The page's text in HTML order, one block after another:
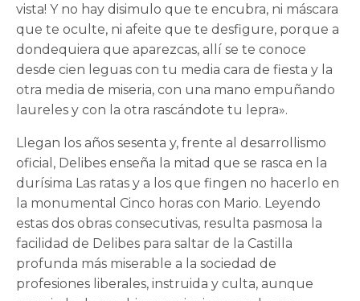
vista! Y no hay disimulo que te encubra, ni máscara
que te oculte, ni afeite que te desfigure, porque a
dondequiera que aparezcas, allí se te conoce
desde cien leguas con tu media cara de fiesta y la
otra media de miseria, con una mano empuñando
laureles y con la otra rascándote tu lepra».
Llegan los años sesenta y, frente al desarrollismo
oficial, Delibes enseña la mitad que se rasca en la
durísima Las ratas y a los que fingen no hacerlo en
la monumental Cinco horas con Mario. Leyendo
estas dos obras consecutivas, resulta pasmosa la
facilidad de Delibes para saltar de la Castilla
profunda más miserable a la sociedad de
profesiones liberales, instruida y culta, aunque